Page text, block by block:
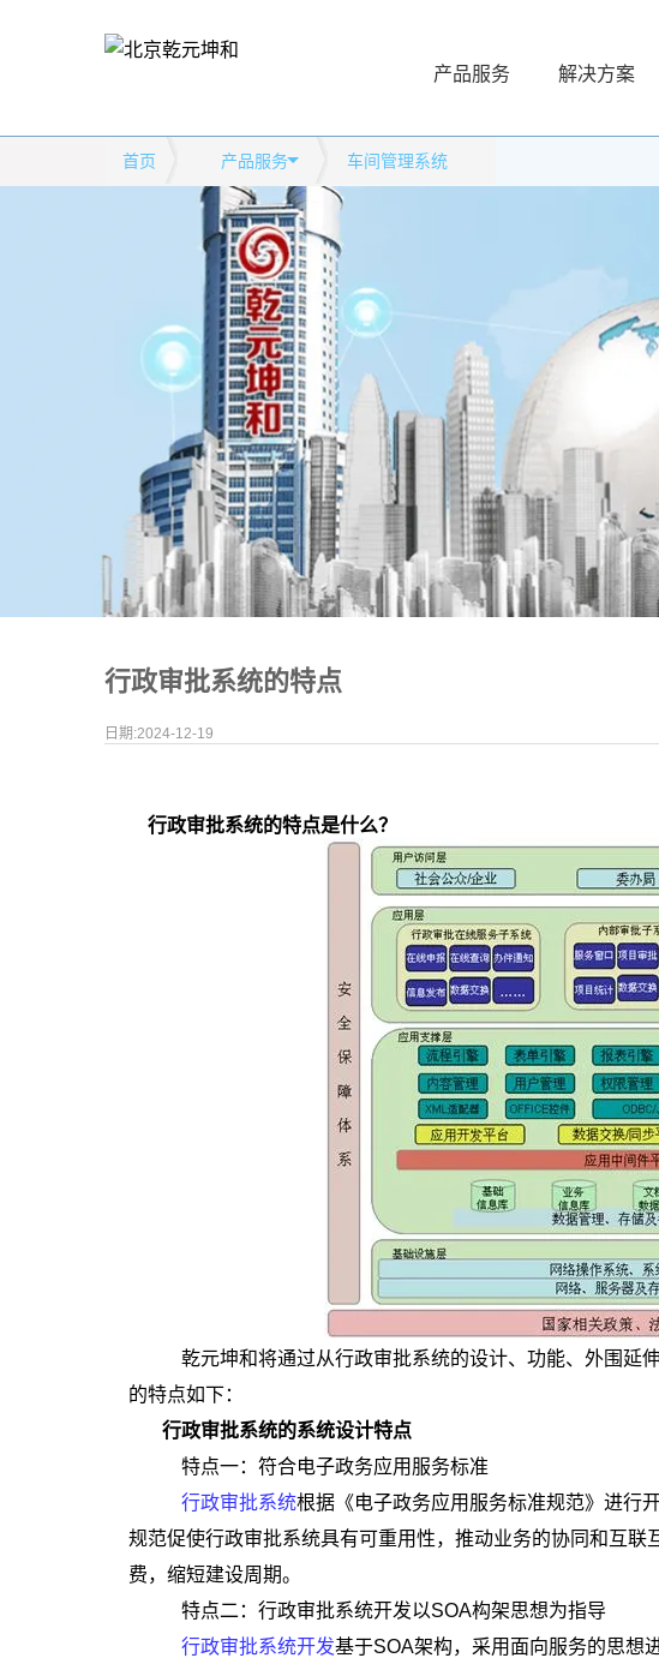
产品服务 解决方案
首页 产品服务 车间管理系统
行政审批系统的特点
日期:2024-12-19
行政审批系统的特点是什么？
乾元坤和将通过从行政审批系统的设计、功能、外围延
的特点如下：
行政审批系统的系统设计特点
特点一：符合电子政务应用服务标准
行政审批系统根据《电子政务应用服务标准规范》进行
规范促使行政审批系统具有可重用性，推动业务的协同和互
费，缩短建设周期。
特点二：行政审批系统开发以SOA构架思想为指导
行政审批系统开发基于SOA架构，采用面向服务的思想